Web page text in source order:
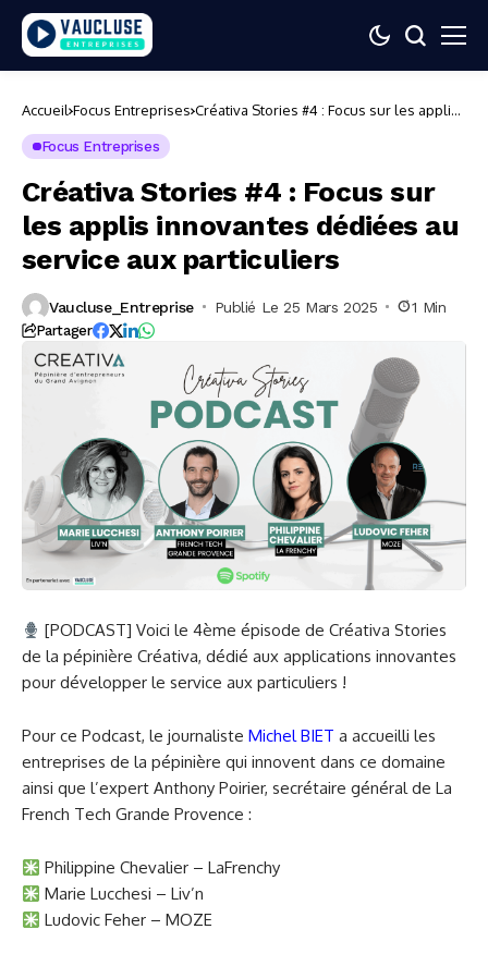
Accueil Focus Entreprises Créativa Stories #4 : Focus sur les applis
Focus Entreprises
Créativa Stories #4 : Focus sur
les applis innovantes dédiées au
service aux particuliers
Vaucluse_Entreprise Publié Le 25 Mars 2025 1 Min
Partager
[PODCAST] Voici le 4ème épisode de Créativa Stories
de la pépinière Créativa, dédié aux applications innovantes
pour développer le service aux particuliers !
Pour ce Podcast, le journaliste Michel BIET a accueilli les
entreprises de la pépinière qui innovent dans ce domaine
ainsi que l’expert Anthony Poirier, secrétaire général de La
French Tech Grande Provence :
Philippine Chevalier – LaFrenchy
Marie Lucchesi – Liv’n
Ludovic Feher – MOZE